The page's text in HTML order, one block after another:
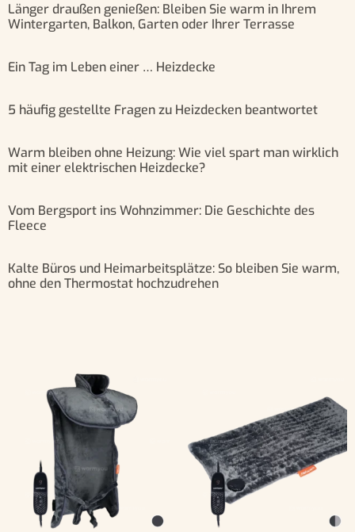
Länger draußen genießen: Bleiben Sie warm in Ihrem
Wintergarten, Balkon, Garten oder Ihrer Terrasse
Ein Tag im Leben einer … Heizdecke
5 häufig gestellte Fragen zu Heizdecken beantwortet
Warm bleiben ohne Heizung: Wie viel spart man wirklich
mit einer elektrischen Heizdecke?
Vom Bergsport ins Wohnzimmer: Die Geschichte des
Fleece
Kalte Büros und Heimarbeitsplätze: So bleiben Sie warm,
ohne den Thermostat hochzudrehen